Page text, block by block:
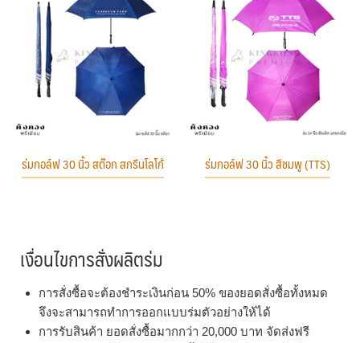
ร่มกอล์ฟ 30 นิ้ว สต๊อก สกรีนโลโก้ ร่มกอล์ฟ 30 นิ้ว สีชมพู (TTS)
เงื่อนไขการสั่งผลิตร่ม
การสั่งซื้อจะต้องชำระเงินก่อน 50% ของยอดสั่งซื้อทั้งหมด
จึงจะสามารถทำการออกแบบร่มตัวอย่างให้ได้
การรับสินค้า ยอดสั่งซื้อมากกว่า 20,000 บาท จัดส่งฟรี